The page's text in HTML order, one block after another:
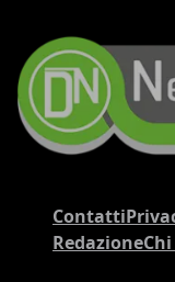
Contatti
Redazione